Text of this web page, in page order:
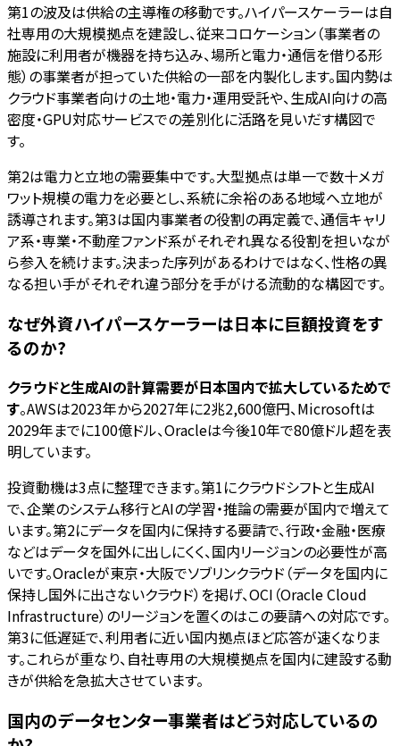
第1の波及は供給の主導権の移動です。ハイパースケーラーは自
社専用の大規模拠点を建設し、従来コロケーション（事業者の
施設に利用者が機器を持ち込み、場所と電力・通信を借りる形
態）の事業者が担っていた供給の一部を内製化します。国内勢は
クラウド事業者向けの土地・電力・運用受託や、生成AI向けの高
密度・GPU対応サービスでの差別化に活路を見いだす構図で
す。
第2は電力と立地の需要集中です。大型拠点は単一で数十メガ
ワット規模の電力を必要とし、系統に余裕のある地域へ立地が
誘導されます。第3は国内事業者の役割の再定義で、通信キャリ
ア系・専業・不動産ファンド系がそれぞれ異なる役割を担いなが
ら参入を続けます。決まった序列があるわけではなく、性格の異
なる担い手がそれぞれ違う部分を手がける流動的な構図です。
なぜ外資ハイパースケーラーは日本に巨額投資をす
るのか?
クラウドと生成AIの計算需要が日本国内で拡大しているためで
す。AWSは2023年から2027年に2兆2,600億円、Microsoftは
2029年までに100億ドル、Oracleは今後10年で80億ドル超を表
明しています。
投資動機は3点に整理できます。第1にクラウドシフトと生成AI
で、企業のシステム移行とAIの学習・推論の需要が国内で増えて
います。第2にデータを国内に保持する要請で、行政・金融・医療
などはデータを国外に出しにくく、国内リージョンの必要性が高
いです。Oracleが東京・大阪でソブリンクラウド（データを国内に
保持し国外に出さないクラウド）を掲げ、OCI（Oracle Cloud
Infrastructure）のリージョンを置くのはこの要請への対応です。
第3に低遅延で、利用者に近い国内拠点ほど応答が速くなりま
す。これらが重なり、自社専用の大規模拠点を国内に建設する動
きが供給を急拡大させています。
国内のデータセンター事業者はどう対応しているの